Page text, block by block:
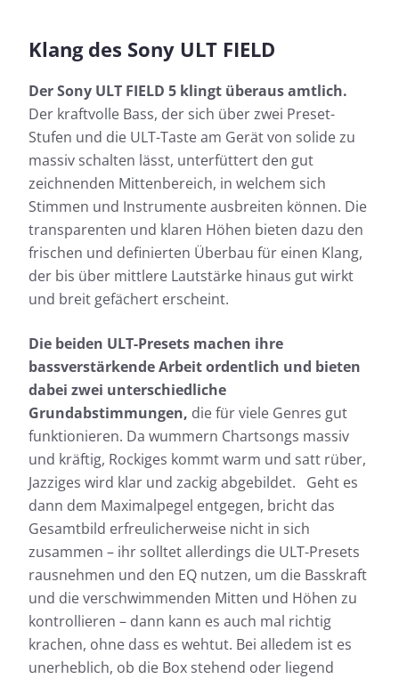
Klang des Sony ULT FIELD
Der Sony ULT FIELD 5 klingt überaus amtlich.
Der kraftvolle Bass, der sich über zwei Preset-
Stufen und die ULT-Taste am Gerät von solide zu
massiv schalten lässt, unterfüttert den gut
zeichnenden Mittenbereich, in welchem sich
Stimmen und Instrumente ausbreiten können. Die
transparenten und klaren Höhen bieten dazu den
frischen und definierten Überbau für einen Klang,
der bis über mittlere Lautstärke hinaus gut wirkt
und breit gefächert erscheint.
Die beiden ULT-Presets machen ihre
bassverstärkende Arbeit ordentlich und bieten
dabei zwei unterschiedliche
Grundabstimmungen, die für viele Genres gut
funktionieren. Da wummern Chartsongs massiv
und kräftig, Rockiges kommt warm und satt rüber,
Jazziges wird klar und zackig abgebildet. Geht es
dann dem Maximalpegel entgegen, bricht das
Gesamtbild erfreulicherweise nicht in sich
zusammen – ihr solltet allerdings die ULT-Presets
rausnehmen und den EQ nutzen, um die Basskraft
und die verschwimmenden Mitten und Höhen zu
kontrollieren – dann kann es auch mal richtig
krachen, ohne dass es wehtut. Bei alledem ist es
unerheblich, ob die Box stehend oder liegend